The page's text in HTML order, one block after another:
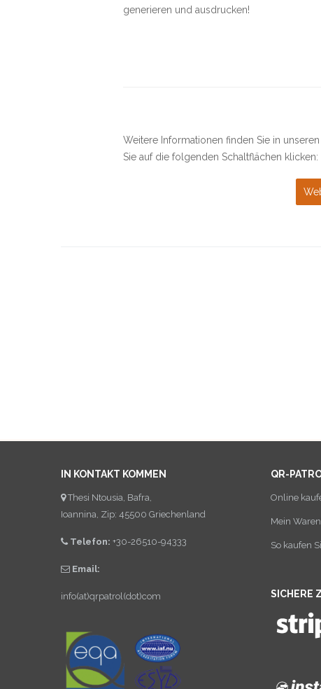
generieren und ausdrucken!
Weitere Informationen finden Sie in
Sie auf die folgenden Schaltflächen klicken:
IN KONTAKT KOMMEN
Thesi Ntousia, Bafra,
Ioannina, Zip: 45500 Griechenland
Telefon: +30-26510-94333
Email:
info(at)qrpatrol(dot)com
QR-
Online
Mein
So kaufen
SICHERE